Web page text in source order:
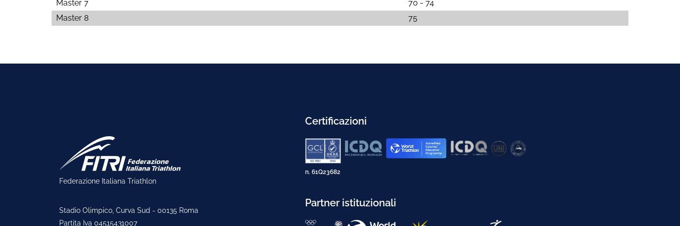
Master 7
70 - 74
Master 8
75
Federazione Italiana Triathlon
Stadio Olimpico, Curva Sud - 00135 Roma
Partita Iva 04515431007
Certificazioni
n. 61Q23682
Partner istituzionali